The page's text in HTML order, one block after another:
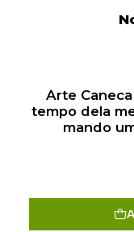
Arte
tempo dela
mando